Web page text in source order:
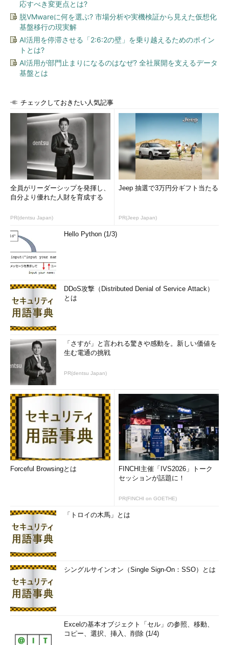
応すべき変更点とは?
脱VMwareに何を選ぶ? 市場分析や実機検証から見えた仮想化
基盤移行の現実解
AI活用を停滞させる「2:6:2の壁」を乗り越えるためのポイン
トとは?
AI活用が部門止まりになるのはなぜ? 全社展開を支えるデータ
基盤とは
チェックしておきたい人気記事
全員がリーダーシップを発揮し、
自分より優れた人財を育成する
PR(dentsu Japan)
Jeep 抽選で3万円分ギフト当たる
PR(Jeep Japan)
Hello Python (1/3)
DDoS攻撃（Distributed Denial of Service Attack）
とは
「さすが」と言われる驚きや感動を。新しい価値を
生む電通の挑戦
PR(dentsu Japan)
Forceful Browsingとは
FINCHI主催「IVS2026」トーク
セッションが話題に！
PR(FINCHI on GOETHE)
「トロイの木馬」とは
シングルサインオン（Single Sign-On：SSO）とは
Excelの基本オブジェクト「セル」の参照、移動、
コピー、選択、挿入、削除 (1/4)